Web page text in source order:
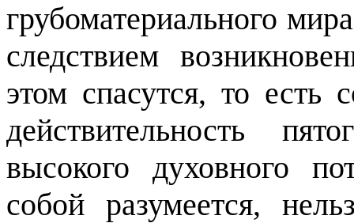
грубоматериального
следствием
этом спасутся, то есть
действительность
высокого духовного
собой разумеется,